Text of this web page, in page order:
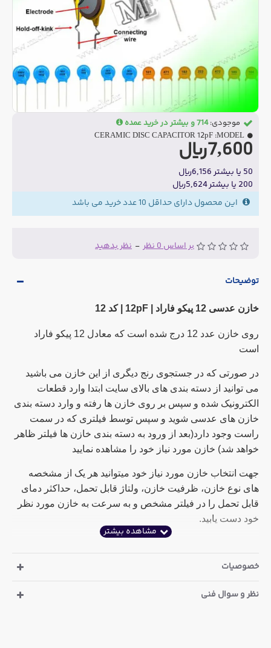
بر اساس 0 نظر - نظر بدهید
7,600ریال
50 یا بیشتر 6,156ریال
200 یا بیشتر 5,624ریال
موجودی: 714 و بیشتر در خرید عمده
MODEL:
CERAMIC DISC CAPACITOR 12pF
این محصول دارای حداقل 10 عدد خرید می باشد
توضیحات
خازن عدسی 12 پیکو فاراد | 12pF | کد 12
روی خازن عدد 12 درج شده است که معادل 12 پیکو فاراد
است
در صورتی که در جستجوی رنج دیگری از این خازن می باشید
می توانید از دسته بندی های بالای سایت ابتدا وارد قطعات
الکترونیک شده و سپس بر روی خازن ها رفته و وارد دسته بندی
خازن های عدسی شوید و سپس توسط فیلتری که در سمت
راست وجود دارد(بعد از ورود به دسته بندی خازن ها فیلتر ظاهر
خواهد شد) خازن مورد نیاز خود را مشاهده نمایید
جهت انتخاب خازن مورد نیاز خود میتوانید هر یک از مشخصه
های نوع خازن، ظرفیت خازن، ولتاژ قابل تحمل، حداکثر دمای
قابل تحمل را در فیلتر مشخص و به سرعت به خازن مورد نظر
خود دست یابید.
خصوصیات
نظر و سوال فنی